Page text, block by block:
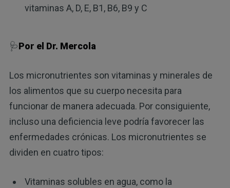
vitaminas A, D, E, B1, B6, B9 y C
🩺Por el Dr. Mercola
Los micronutrientes son vitaminas y minerales de
los alimentos que su cuerpo necesita para
funcionar de manera adecuada. Por consiguiente,
incluso una deficiencia leve podría favorecer las
enfermedades crónicas. Los micronutrientes se
dividen en cuatro tipos:
Vitaminas solubles en agua, como la